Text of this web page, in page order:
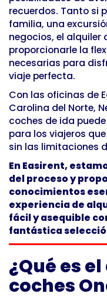
recuerdos. Tanto si
familia, una
negocios, el alquiler
proporcionarle la
necesarias para
viaje perfecta.
Con las oficinas de
Carolina del Norte,
coches de ida
para los viajeros
sin las limitaciones
En Easirent,
del proceso y
conocimientos
experiencia de
fácil y asequible
fantástica
¿Qué es
coches